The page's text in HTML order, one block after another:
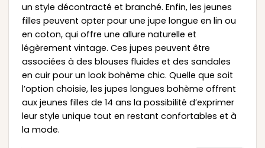
un style décontracté et branché. Enfin, les jeunes
filles peuvent opter pour une jupe longue en lin ou
en coton, qui offre une allure naturelle et
légèrement vintage. Ces jupes peuvent être
associées à des blouses fluides et des sandales
en cuir pour un look bohème chic. Quelle que soit
l’option choisie, les jupes longues bohème offrent
aux jeunes filles de 14 ans la possibilité d’exprimer
leur style unique tout en restant confortables et à
la mode.